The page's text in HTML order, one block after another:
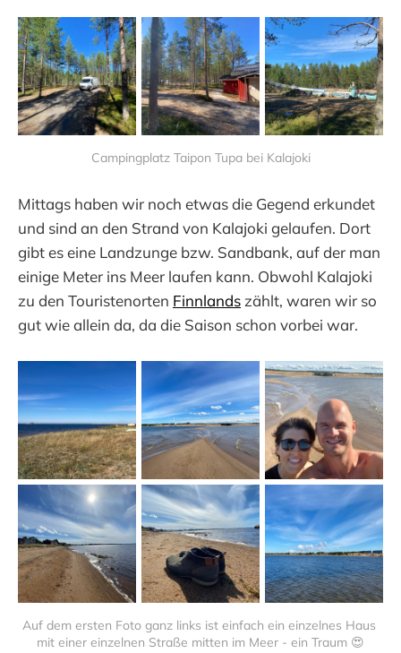
Campingplatz Taipon Tupa bei Kalajoki
Mittags haben wir noch etwas die Gegend erkundet
und sind an den Strand von Kalajoki gelaufen. Dort
gibt es eine Landzunge bzw. Sandbank, auf der man
einige Meter ins Meer laufen kann. Obwohl Kalajoki
zu den Touristenorten Finnlands zählt, waren wir so
gut wie allein da, da die Saison schon vorbei war.
Auf dem ersten Foto ganz links ist einfach ein einzelnes Haus
mit einer einzelnen Straße mitten im Meer - ein Traum 😍